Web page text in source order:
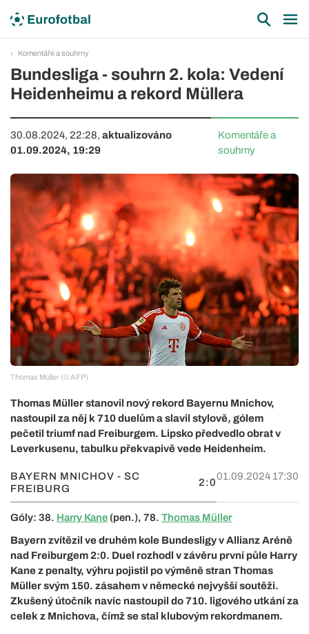
Komentáře a souhrny
Bundesliga - souhrn 2. kola: Vedení
Heidenheimu a rekord Müllera
30.08.2024, 22:28, aktualizováno
01.09.2024, 19:29
Komentáře a
souhrny
Thomas Müller (© AFP)
Thomas Müller stanovil nový rekord Bayernu Mnichov,
nastoupil za něj k 710 duelům a slavil stylově, gólem
pečetil triumf nad Freiburgem. Lipsko předvedlo obrat v
Leverkusenu, tabulku překvapivě vede Heidenheim.
BAYERN MNICHOV - SC
FREIBURG
2:0
01.09.2024 17:30
Góly: 38. Harry Kane (pen.), 78. Thomas Müller
Bayern zvítězil ve druhém kole Bundesligy v Allianz Aréně
nad Freiburgem 2:0. Duel rozhodl v závěru první půle Harry
Kane z penalty, výhru pojistil po výměně stran Thomas
Müller svým 150. zásahem v německé nejvyšší soutěži.
Zkušený útočník navíc nastoupil do 710. ligového utkání za
celek z Mnichova, čímž se stal klubovým rekordmanem.